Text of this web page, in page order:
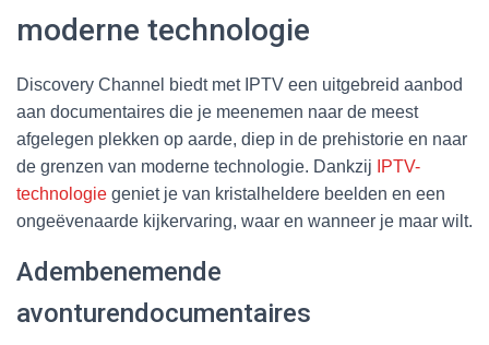
moderne technologie
Discovery Channel biedt met IPTV een uitgebreid aanbod
aan documentaires die je meenemen naar de meest
afgelegen plekken op aarde, diep in de prehistorie en naar
de grenzen van moderne technologie. Dankzij
IPTV-
technologie geniet je van kristalheldere beelden en een
ongeëvenaarde kijkervaring, waar en wanneer je maar wilt.
Adembenemende
avonturendocumentaires